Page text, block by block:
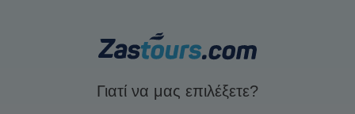
Γιατί να μας επιλέξετε?